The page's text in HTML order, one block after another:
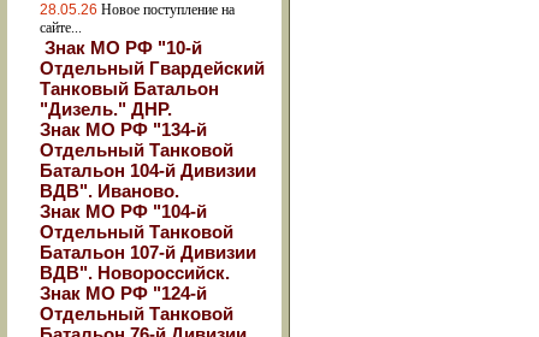
28.05.26 Новое поступление на
сайте...
Знак МО РФ "10-й
Отдельный Гвардейский
Танковый Батальон
"Дизель." ДНР.
Знак МО РФ "134-й
Отдельный Танковой
Батальон 104-й Дивизии
ВДВ". Иваново.
Знак МО РФ "104-й
Отдельный Танковой
Батальон 107-й Дивизии
ВДВ". Новороссийск.
Знак МО РФ "124-й
Отдельный Танковой